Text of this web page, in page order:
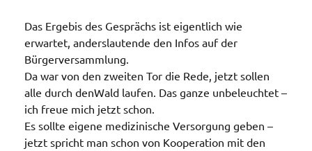
Das Ergebis des Gesprächs ist eigentlich wie
erwartet, anderslautende den Infos auf der
Bürgerversammlung.
Da war von den zweiten Tor die Rede, jetzt sollen
alle durch denWald laufen. Das ganze unbeleuchtet –
ich freue mich jetzt schon.
Es sollte eigene medizinische Versorgung geben –
jetzt spricht man schon von Kooperation mit den